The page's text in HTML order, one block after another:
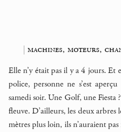
| machines, moteurs,
Elle n’y était pas il y a 4 jours. Et
police, personne ne s’est
samedi soir. Une Golf, une Fiesta
fleuve. D’ailleurs, les deux arbres
mètres plus loin, ils n’auraient